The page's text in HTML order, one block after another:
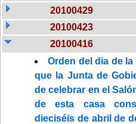
20100429
20100423
20100416
Orden del dia de
que la Junta de
de celebrar en el
de esta casa
dieciséis de abril de